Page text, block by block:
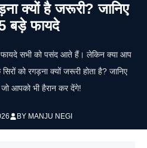
क्यों है जरूरी? जानिए
बड़े फायदे
फायदे सभी को पसंद आते हैं। लेकिन क्या आप
को रगड़ना क्यों जरूरी होता है? जानिए
आपको भी हैरान कर देंगे!
BY MANJU NEGI